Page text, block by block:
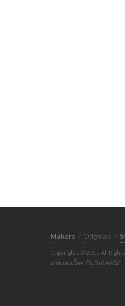
Makers / Originals /
Copyrights © 2015 All
ภาพและเนื้อหาในเว็บไซต์นี้เ